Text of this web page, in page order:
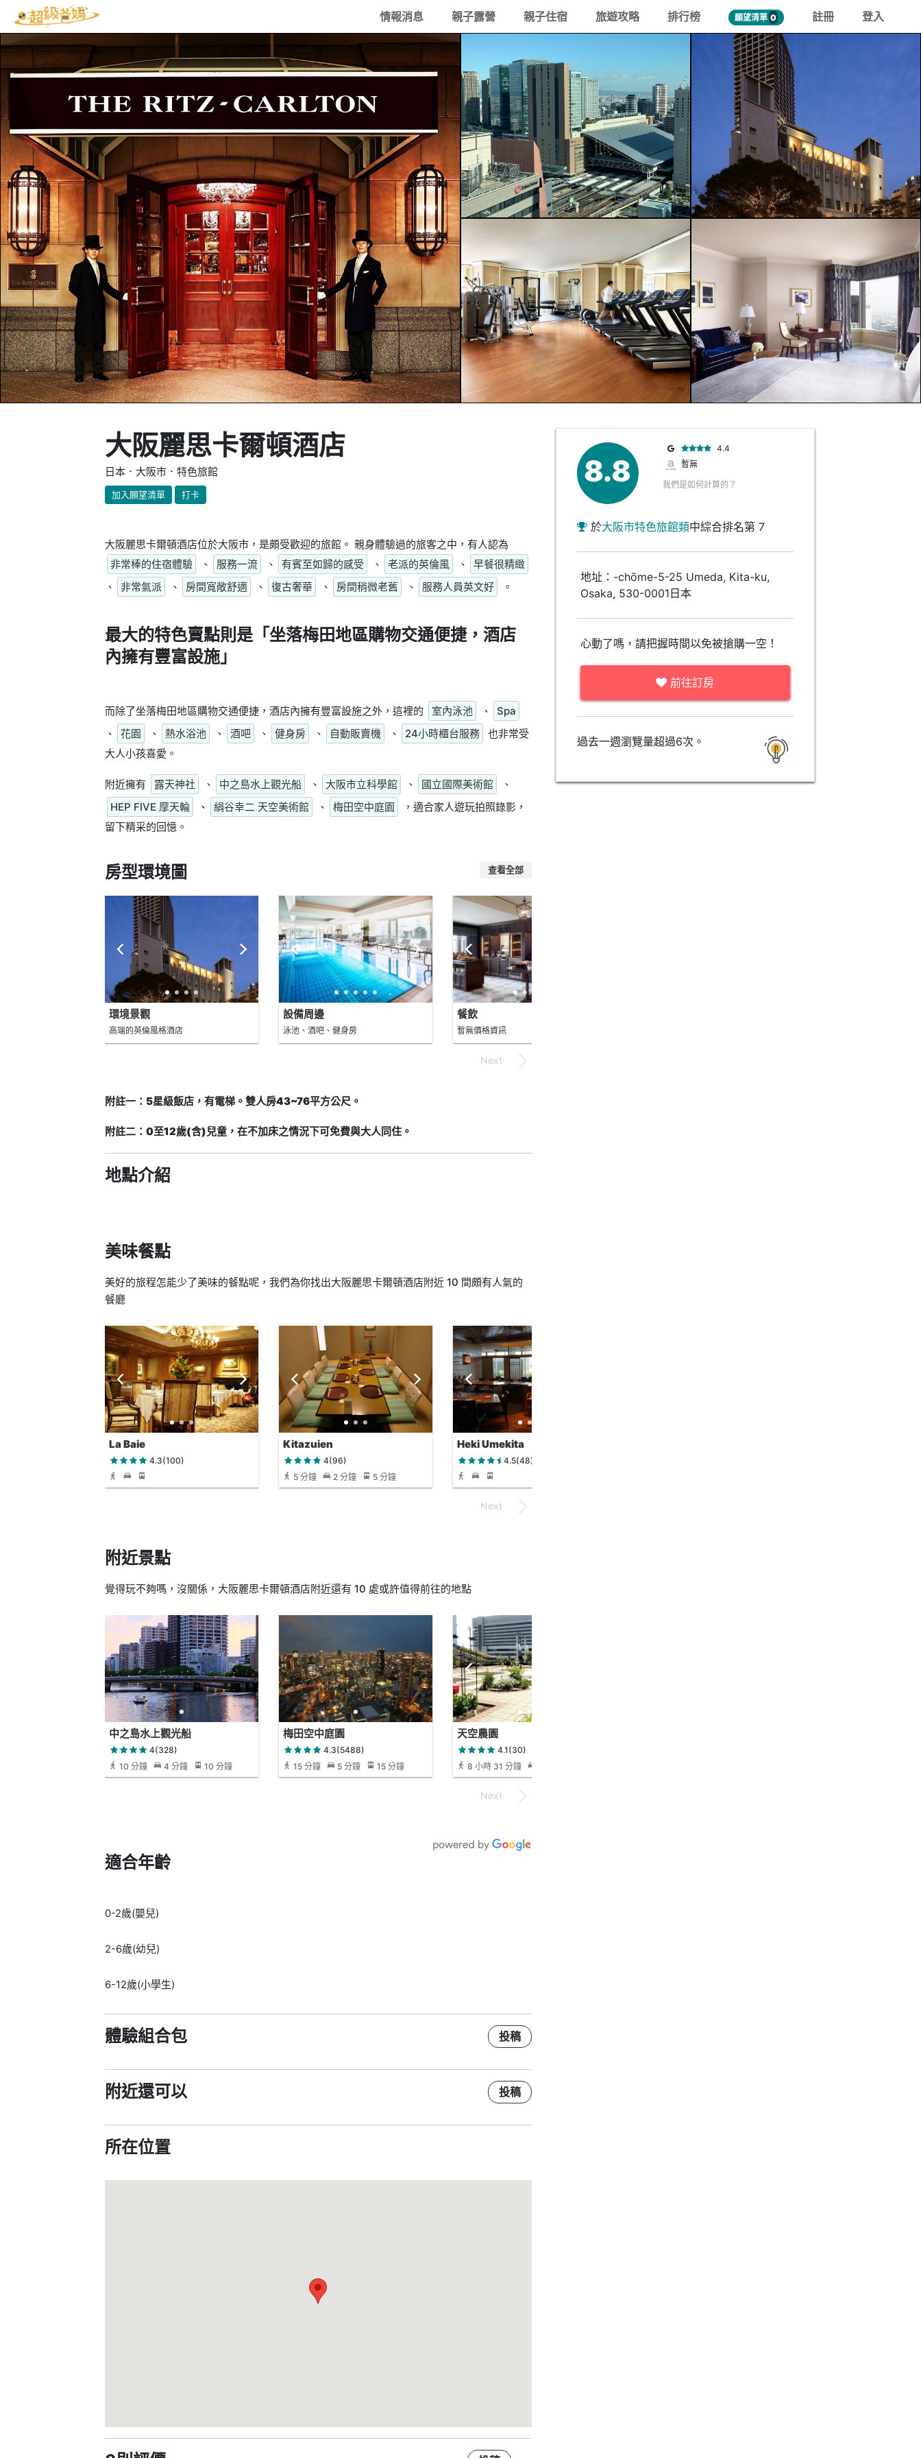
情報消息 親子露營 親子住宿 旅遊攻略 排行榜 願望清單 0 註冊 登入
大阪麗思卡爾頓酒店
日本．大阪市．特色旅館
加入願望清單 打卡
大阪麗思卡爾頓酒店位於大阪市，是頗受歡迎的旅館。 親身體驗過的旅客之中，有人認為
非常棒的住宿體驗
、 服務一流 、 有賓至如歸的感受 、 老派的英倫風 、
早餐很精緻
、
非常氣派 、 房間寬敞舒適 、 復古奢華 、 房間稍微老舊 、 服務人員英文好 。
最大的特色賣點則是「坐落梅田地區購物交通便捷，酒店
內擁有豐富設施」
而除了坐落梅田地區購物交通便捷，酒店內擁有豐富設施之外，這裡的 室內泳池 、
Spa
、
花園 、 熱水浴池 、 酒吧 、 健身房 、 自動販賣機 、 24小時櫃台服務
也非常受
大人小孩喜愛。
附近擁有 露天神社 、 中之島水上觀光船 、 大阪市立科學館 、 國立國際美術館
、
HEP FIVE 摩天輪
、 絹谷幸二 天空美術館 、 梅田空中庭園
，適合家人遊玩拍照錄影，
留下精采的回憶。
房型環境圖 查看全部
環境景觀
高端的英倫風格酒店
設備周邊
泳池、酒吧、健身房
餐飲
暫無價格資訊
附註一：5星級飯店，有電梯。雙人房43~76平方公尺。
附註二：0至12歲(含)兒童，在不加床之情況下可免費與大人同住。
地點介紹
美味餐點
美好的旅程怎能少了美味的餐點呢，我們為你找出大阪麗思卡爾頓酒店附近 10 間頗有人氣的
餐廳
La Baie
4.3(100)
Kitazuien
4(96)
5 分鐘
2 分鐘 5 分鐘
Heki Umekita
4.5(48)
附近景點
覺得玩不夠嗎，沒關係，大阪麗思卡爾頓酒店附近還有 10 處或許值得前往的地點
中之島水上觀光船
4(328)
10 分鐘
4 分鐘 10 分鐘
梅田空中庭園
4.3(5488)
15 分鐘
5 分鐘 15 分鐘
天空農園
4.1(30)
8 小時 31 分鐘
適合年齡
0-2歲(嬰兒)
2-6歲(幼兒)
6-12歲(小學生)
體驗組合包 投稿
附近還可以 投稿
所在位置
8.8
4.4
暫無
我們是如何計算的？
於大阪市特色旅館類中綜合排名第 7
地址：-chōme-5-25 Umeda, Kita-ku,
Osaka, 530-0001日本
心動了嗎，請把握時間以免被搶購一空！
前往訂房
過去一週瀏覽量超過6次。